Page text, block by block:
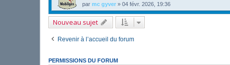
par mc gyver » 04 févr. 2026, 19:36
Nouveau sujet
Revenir à l’accueil du forum
PERMISSIONS DU FORUM